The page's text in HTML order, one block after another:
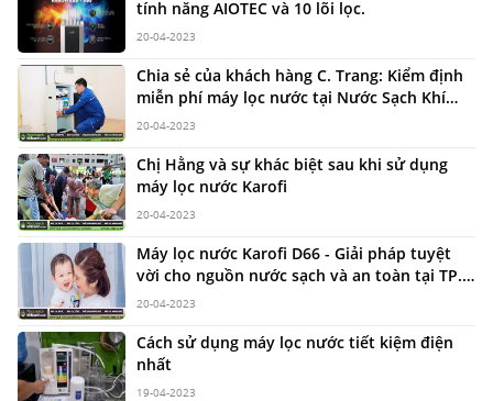
tính năng AIOTEC và 10 lõi lọc.
20-04-2023
Chia sẻ của khách hàng C. Trang: Kiểm định
miễn phí máy lọc nước tại Nước Sạch Khí
Xanh và trải nghiệm tuyệt vời với Karofi
20-04-2023
Chị Hằng và sự khác biệt sau khi sử dụng
máy lọc nước Karofi
20-04-2023
Máy lọc nước Karofi D66 - Giải pháp tuyệt
vời cho nguồn nước sạch và an toàn tại TP.
Hồ Chí Minh
20-04-2023
Cách sử dụng máy lọc nước tiết kiệm điện
nhất
19-04-2023